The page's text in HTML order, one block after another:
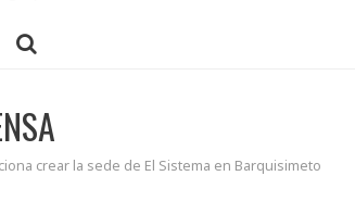
crear la sede de El Sistema en Barquisimeto